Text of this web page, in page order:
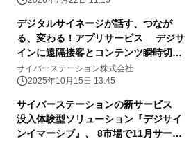
デジタルサイネージが話す、つなが
る、変わる！アプリサービス デジサ
インに遠隔接客とコンテンツ瞬時切替
の新機能を追加 ～2025年11月提供
開始～
サイバーステーション株式会社
2025年10月15日 13:45
サイバーステーションの新サービス
没入体験型ソリューション『デジサイ
ンイマーシブ』、 8市場で11月サービ